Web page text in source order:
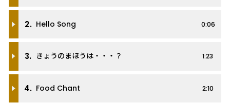
2. Hello Song 0:06
3. きょうのまほうは・・・？ 1:23
4. Food Chant 2:10